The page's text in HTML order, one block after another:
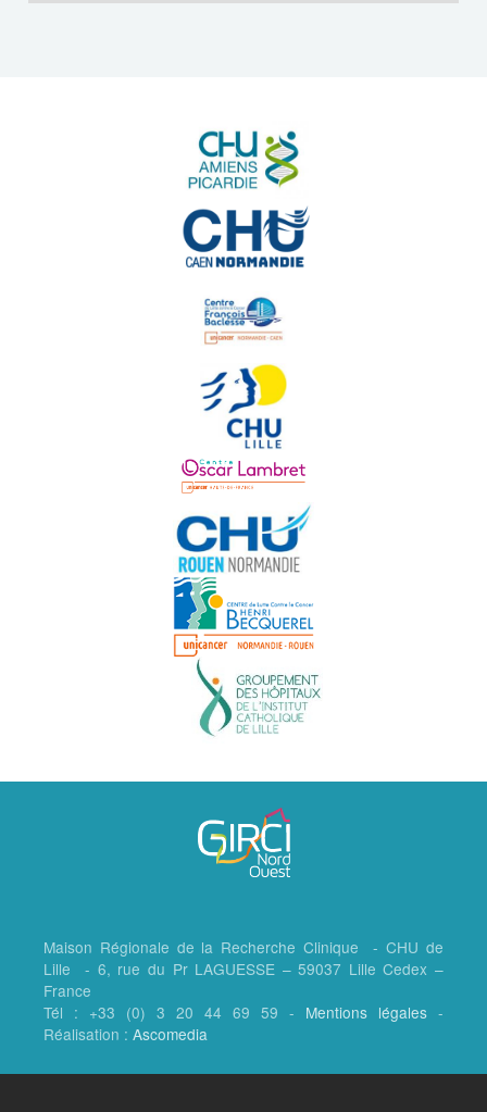
Maison Régionale de la Recherche Clinique - CHU de
Lille - 6, rue du Pr LAGUESSE – 59037 Lille Cedex –
France
Tél : +33 (0) 3 20 44 69 59 - Mentions légales -
Réalisation : Ascomedia